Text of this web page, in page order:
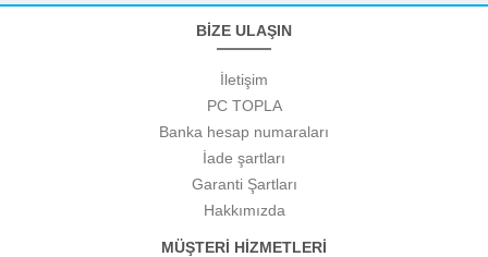
BİZE ULAŞIN
İletişim
PC TOPLA
Banka hesap numaraları
İade şartları
Garanti Şartları
Hakkımızda
MÜŞTERİ HİZMETLERİ